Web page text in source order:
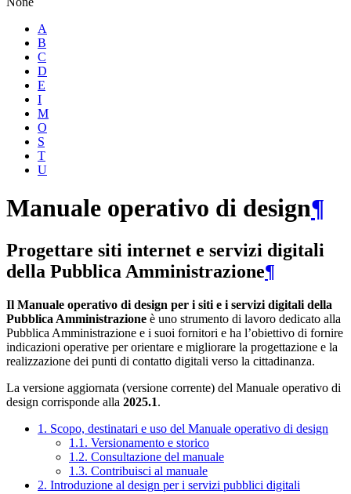
A
B
C
D
E
I
M
O
S
T
U
Manuale operativo di design¶
Progettare siti internet e servizi digitali
della Pubblica Amministrazione¶
Il Manuale operativo di design per i siti e i servizi digitali della
Pubblica Amministrazione è uno strumento di lavoro dedicato alla
Pubblica Amministrazione e i suoi fornitori e ha l’obiettivo di fornire
indicazioni operative per orientare e migliorare la progettazione e la
realizzazione dei punti di contatto digitali verso la cittadinanza.
La versione aggiornata (versione corrente) del Manuale operativo di
design corrisponde alla 2025.1.
1. Scopo, destinatari e uso del Manuale operativo di design
1.1. Versionamento e storico
1.2. Consultazione del manuale
1.3. Contribuisci al manuale
2. Introduzione al design per i servizi pubblici digitali